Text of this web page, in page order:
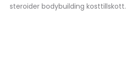
steroider bodybuilding kosttillskott.